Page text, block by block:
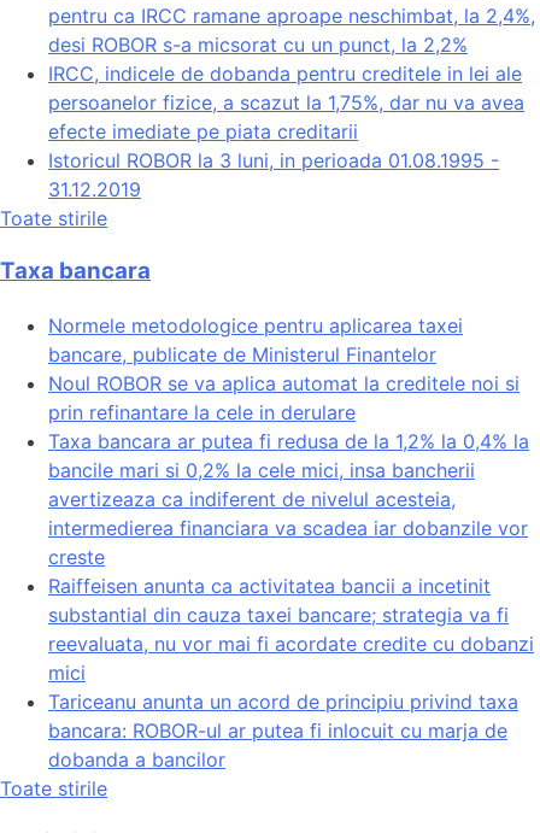
pentru ca IRCC ramane aproape neschimbat, la 2,4%,
desi ROBOR s-a micsorat cu un punct, la 2,2%
IRCC, indicele de dobanda pentru creditele in lei ale
persoanelor fizice, a scazut la 1,75%, dar nu va avea
efecte imediate pe piata creditarii
Istoricul ROBOR la 3 luni, in perioada 01.08.1995 -
31.12.2019
Toate stirile
Taxa bancara
Normele metodologice pentru aplicarea taxei
bancare, publicate de Ministerul Finantelor
Noul ROBOR se va aplica automat la creditele noi si
prin refinantare la cele in derulare
Taxa bancara ar putea fi redusa de la 1,2% la 0,4% la
bancile mari si 0,2% la cele mici, insa bancherii
avertizeaza ca indiferent de nivelul acesteia,
intermedierea financiara va scadea iar dobanzile vor
creste
Raiffeisen anunta ca activitatea bancii a incetinit
substantial din cauza taxei bancare; strategia va fi
reevaluata, nu vor mai fi acordate credite cu dobanzi
mici
Tariceanu anunta un acord de principiu privind taxa
bancara: ROBOR-ul ar putea fi inlocuit cu marja de
dobanda a bancilor
Toate stirile